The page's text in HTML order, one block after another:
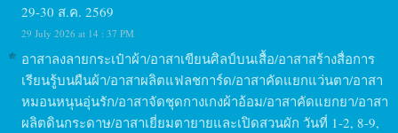
29-30 ส.ค. 2569
29 July 2026 at 14 : 37 PM
อาสาลงลายกระเป๋าผ้า/อาสาเขียนศิลป์บนเสื้อ/อาสาสร้างสื่อการ
เรียนรู้บนผืนผ้า/อาสาผลิตแฟลชการ์ด/อาสาคัดแยกแว่นตา/อาสา
หมอนหนุนอุ่นรัก/อาสาจัดชุดกางเกงผ้าอ้อม/อาสาคัดแยกยา/อาสา
ผลิตดินกระดาษ/อาสาเยี่ยมตายายและเปิดสวนผัก วันที่ 1-2, 8-9,